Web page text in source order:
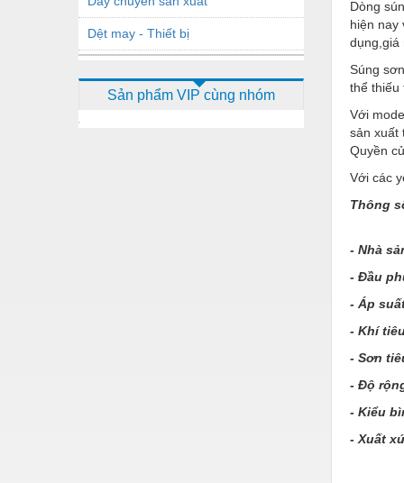
Dệt may - Thiết bị
Dịch vụ - Thi công
Sản phẩm VIP cùng nhóm
Dòng
hiện nay
dụng,giá
Súng sơn
thể thiếu
Với
sản xuất
Quyền
Với các
Thông
- Nhà
- Đầu
- Áp
- Khí
- Sơn
- Độ
- Kiểu
- Xuất